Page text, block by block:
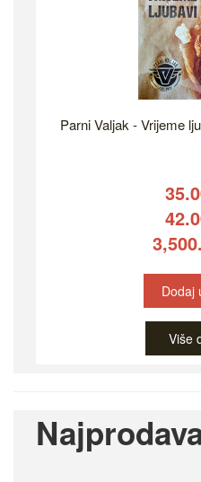
Parni Valjak - Vrijeme
Dodaj
Više